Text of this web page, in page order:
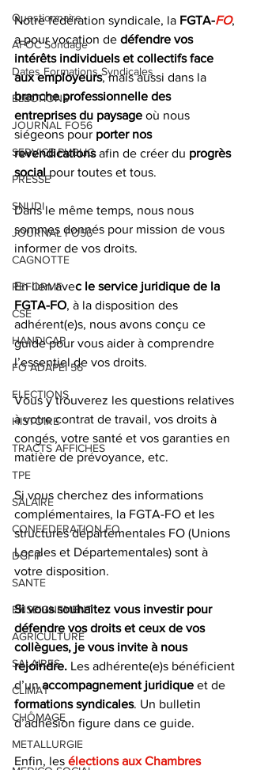
Questionnaire
AFOC Sondage
Dates Formations Syndicales
ELECTIONS
JOURNAL FO56
SERVICE PUBLIC
PRESSE
SNUDI
JOURNAL FO56
CAGNOTTE
REFORME
CSE
HANDICAP
FO ADAPEI 56
ELECTIONS
HISTOIRE
TRACTS AFFICHES
TPE
SALAIRE
CONFEDERATION FO
DGFIP
SANTE
ENSEIGNEMENT
AGRICULTURE
SALAIRES
CLIMAT
CHÔMAGE
METALLURGIE
Notre fédération syndicale, la FGTA-FO,
a pour vocation de défendre vos
intérêts individuels et collectifs face
aux employeurs, mais aussi dans la
branche professionnelle des
entreprises du paysage où nous
siégeons pour porter nos
revendications afin de créer du progrès
social pour toutes et tous.
Dans le même temps, nous nous
sommes donnés pour mission de vous
informer de vos droits.
En lien avec le service juridique de la
FGTA-FO, à la disposition des
adhérent(e)s, nous avons conçu ce
guide pour vous aider à comprendre
l’essentiel de vos droits.
Vous y trouverez les questions relatives
à votre contrat de travail, vos droits à
congés, votre santé et vos garanties en
matière de prévoyance, etc.
Si vous cherchez des informations
complémentaires, la FGTA-FO et les
structures départementales FO (Unions
Locales et Départementales) sont à
votre disposition.
Si vous souhaitez vous investir pour
défendre vos droits et ceux de vos
collègues, je vous invite à nous
rejoindre. Les adhérente(e)s bénéficient
d’un accompagnement juridique et de
formations syndicales. Un bulletin
d’adhésion figure dans ce guide.
Enfin, les élections aux Chambres